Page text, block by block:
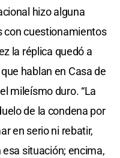
hizo alguna
con cuestionamientos
la réplica quedó a
hablan en Casa de
mileísmo duro. “La
de la condena por
en serio ni rebatir,
situación; encima,